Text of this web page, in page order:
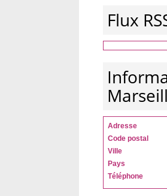
Flux
Adresse
Code postal
Ville
Pays
Téléphone